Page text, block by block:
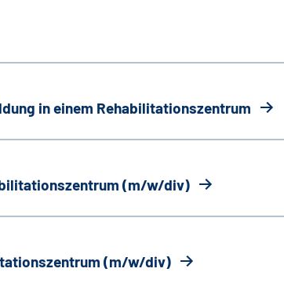
in einem Rehabilitationszentrum
(m/w/div)
(m/w/div)